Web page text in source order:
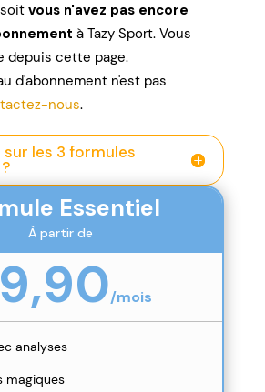
vous n'avez pas encore
à Tazy Sport. Vous
depuis cette page.
d'abonnement n'est pas
nous.
sur les 3 formules
Essentiel
À partir de
/mois
analyses
magiques